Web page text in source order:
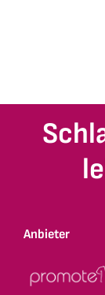
Anbieter